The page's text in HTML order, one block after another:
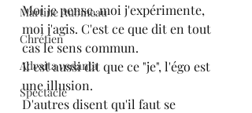
Martine Aubineau
Chrétien
Advaita vedanta
Spectacle
Moi je pense, moi j'expérimente,
moi j'agis. C'est ce que dit en tout
cas le sens commun.
Il est aussi dit que ce "je", l'égo est
une illusion.
D'autres disent qu'il faut se